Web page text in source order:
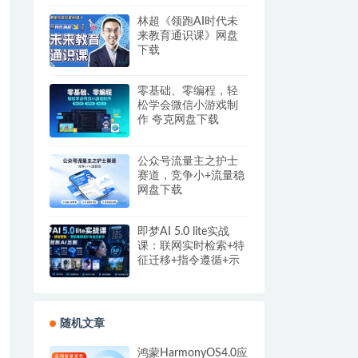
林超《领跑AI时代未
来教育通识课》网盘
下载
零基础、零编程，轻
松学会微信小游戏制
作 夸克网盘下载
公众号流量主之护士
赛道，竞争小+流量稳
网盘下载
即梦AI 5.0 lite实战
课：联网实时检索+特
征迁移+指令遵循+示
随机文章
鸿蒙HarmonyOS4.0应